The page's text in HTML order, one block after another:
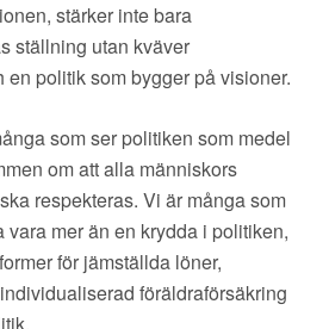
stärker inte bara
ställning utan kväver
politik som bygger på visioner.
som ser politiken som medel
om att alla människors
respekteras. Vi är många som
mer än en krydda i politiken,
för jämställda löner,
föräldraförsäkring